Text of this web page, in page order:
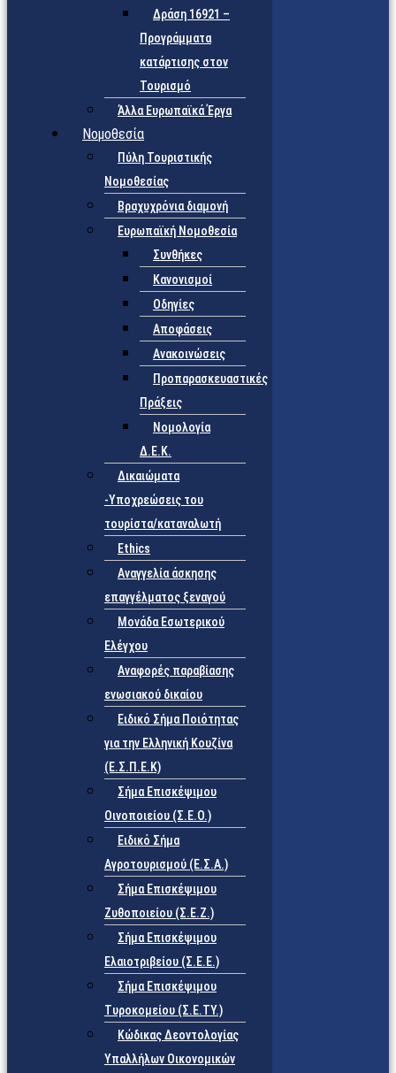
Δράση 16921 –
Προγράμματα
κατάρτισης στον
Τουρισμό
Άλλα Ευρωπαϊκά Έργα
Νομοθεσία
Πύλη Τουριστικής
Νομοθεσίας
Βραχυχρόνια διαμονή
Ευρωπαϊκή Νομοθεσία
Συνθήκες
Κανονισμοί
Οδηγίες
Αποφάσεις
Ανακοινώσεις
Προπαρασκευαστικές
Πράξεις
Νομολογία
Δ.Ε.Κ.
Δικαιώματα
-Υποχρεώσεις του
τουρίστα/καταναλωτή
Ethics
Αναγγελία άσκησης
επαγγέλματος ξεναγού
Μονάδα Εσωτερικού
Ελέγχου
Αναφορές παραβίασης
ενωσιακού δικαίου
Ειδικό Σήμα Ποιότητας
για την Ελληνική Κουζίνα
(Ε.Σ.Π.Ε.Κ)
Σήμα Επισκέψιμου
Οινοποιείου (Σ.Ε.Ο.)
Ειδικό Σήμα
Αγροτουρισμού (Ε.Σ.Α.)
Σήμα Επισκέψιμου
Ζυθοποιείου (Σ.Ε.Ζ.)
Σήμα Επισκέψιμου
Ελαιοτριβείου (Σ.Ε.Ε.)
Σήμα Επισκέψιμου
Τυροκομείου (Σ.Ε.TY.)
Κώδικας Δεοντολογίας
Υπαλλήλων Οικονομικών